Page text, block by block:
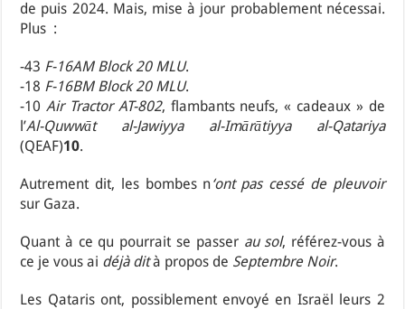
de puis 2024. Mais, mise à jour probablement nécessai.
Plus :
-43 F-16AM Block 20 MLU.
-18 F-16BM Block 20 MLU.
-10 Air Tractor AT-802, flambants neufs, « cadeaux » de
l’Al-Quwwāt al-Jawiyya al-Imārātiyya al-Qatariya
(QEAF)10.
Autrement dit, les bombes n‘ont pas cessé de pleuvoir
sur Gaza.
Quant à ce qu pourrait se passer au sol, référez-vous à
ce je vous ai déjà dità propos de Septembre Noir.
Les Qataris ont, possiblement envoyé en Israël leurs 2